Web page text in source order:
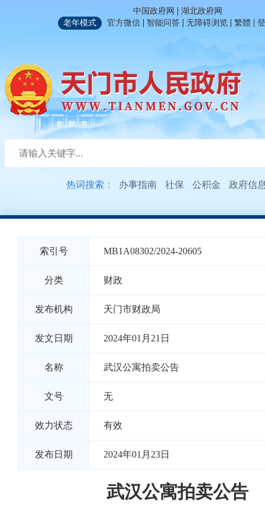
中国政府网 | 湖北政府网
老年模式
官方微信 | 智能问答 | 无障碍浏览 | 繁體 |
热词搜索： 办事指南 社保 公积金 政府信
索引号 MB1A08302/2024-20605
分类 财政
发布机构 天门市财政局
发文日期 2024年01月21日
名称 武汉公寓拍卖公告
文号 无
效力状态 有效
发布日期 2024年01月23日
武汉公寓拍卖公告